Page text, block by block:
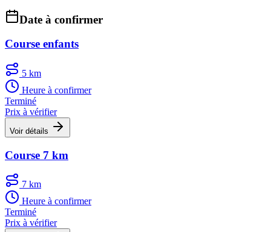
Date à confirmer
Course enfants
5 km
Heure à confirmer
Terminé
Prix à vérifier
Voir détails
Course 7 km
7 km
Heure à confirmer
Terminé
Prix à vérifier